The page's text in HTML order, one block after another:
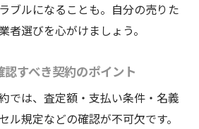
ブルになることも。自分の売りた
者選びを心がけましょう。
認すべき契約のポイント
では、査定額・支払い条件・名義
ル規定などの確認が不可欠です。